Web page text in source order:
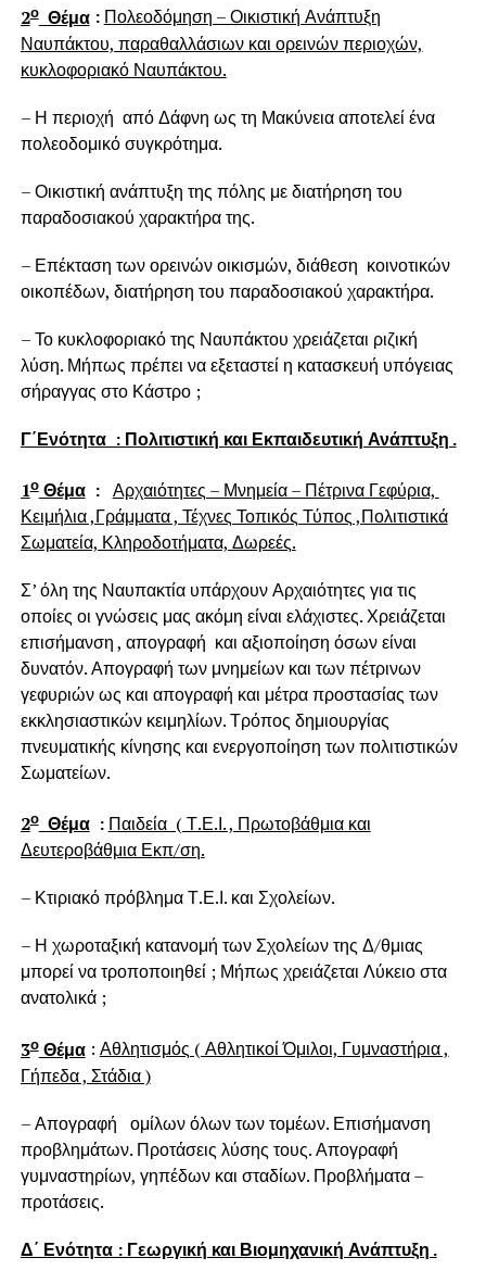
2οΘέμα: Πολεοδόμηση – Οικιστική Ανάπτυξη
Ναυπάκτου, παραθαλλάσιων και ορεινών περιοχών,
κυκλοφοριακό Ναυπάκτου.
– Η περιοχή από Δάφνη ως τη Μακύνεια αποτελεί ένα
πολεοδομικό συγκρότημα.
– Οικιστική ανάπτυξη της πόλης με διατήρηση του
παραδοσιακού χαρακτήρα της.
– Επέκταση των ορεινών οικισμών, διάθεση κοινοτικών
οικοπέδων, διατήρηση του παραδοσιακού χαρακτήρα.
– Το κυκλοφοριακό της Ναυπάκτου χρειάζεται ριζική
λύση. Μήπως πρέπει να εξεταστεί η κατασκευή υπόγειας
σήραγγας στο Κάστρο ;
Γ΄Ενότητα : Πολιτιστική και Εκπαιδευτική Ανάπτυξη .
1οΘέμα: Αρχαιότητες – Μνημεία – Πέτρινα Γεφύρια,
Κειμήλια ,Γράμματα , Τέχνες Τοπικός Τύπος ,Πολιτιστικά
Σωματεία, Κληροδοτήματα, Δωρεές.
Σ’ όλη της Ναυπακτία υπάρχουν Αρχαιότητες για τις
οποίες οι γνώσεις μας ακόμη είναι ελάχιστες. Χρειάζεται
επισήμανση , απογραφή και αξιοποίηση όσων είναι
δυνατόν. Απογραφή των μνημείων και των πέτρινων
γεφυριών ως και απογραφή και μέτρα προστασίας των
εκκλησιαστικών κειμηλίων. Τρόπος δημιουργίας
πνευματικής κίνησης και ενεργοποίηση των πολιτιστικών
Σωματείων.
2οΘέμα: Παιδεία ( Τ.Ε.Ι. , Πρωτοβάθμια και
Δευτεροβάθμια Εκπ/ση.
– Κτιριακό πρόβλημα Τ.Ε.Ι. και Σχολείων.
– Η χωροταξική κατανομή των Σχολείων της Δ/θμιας
μπορεί να τροποποιηθεί ; Μήπως χρειάζεται Λύκειο στα
ανατολικά ;
3οΘέμα: Αθλητισμός ( Αθλητικοί Όμιλοι, Γυμναστήρια ,
Γήπεδα , Στάδια )
– Απογραφή ομίλων όλων των τομέων. Επισήμανση
προβλημάτων. Προτάσεις λύσης τους. Απογραφή
γυμναστηρίων, γηπέδων και σταδίων. Προβλήματα –
προτάσεις.
Δ΄ Ενότητα : Γεωργική και Βιομηχανική Ανάπτυξη .